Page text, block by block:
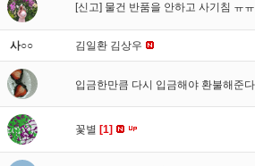
[신고] 물건 반품을 안하고 사기침 ㅠㅠ
사○○ 김일환 김상우
입금한만큼 다시 입금해야 환불해준다
꽃별 [1]